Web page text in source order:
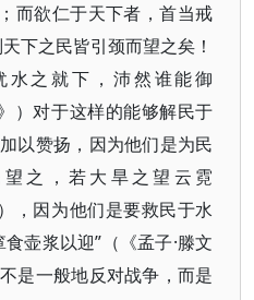
而欲仁于天下者，首当戒
下之民皆引颈而望之矣！
之就下，沛然谁能御
）对于这样的能够解民于
以赞扬，因为他们是为民
之，若大旱之望云霓
，因为他们是要救民于水
壶浆以迎”（《孟子·滕文
是一般地反对战争，而是